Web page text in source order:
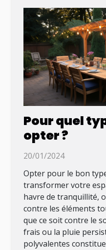
Pour quel
opter ?
20/01/2024
Opter pour le bon
transformer votre
havre de tranquillité,
contre les éléments
que ce soit contre le
frais ou la pluie
polyvalentes